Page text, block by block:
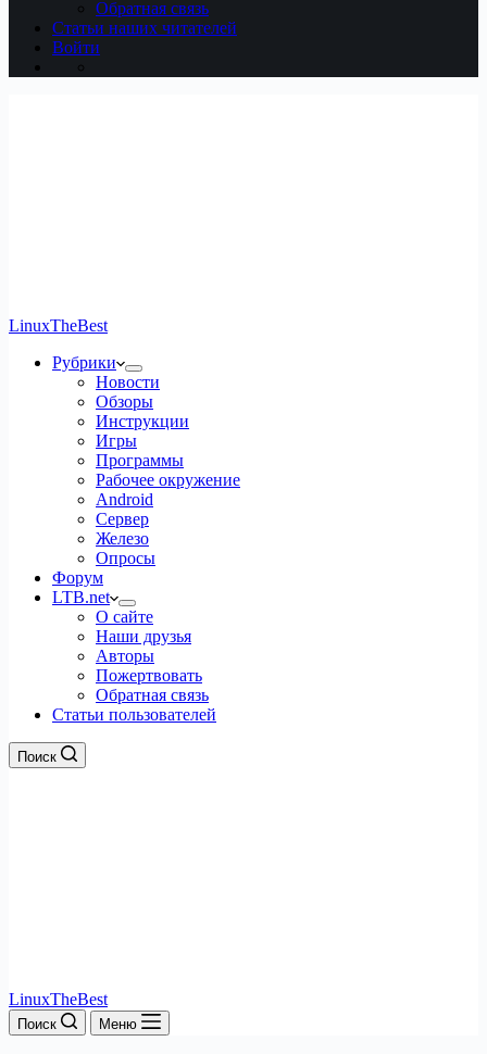
Обратная связь
Статьи наших читателей
Войти
LinuxTheBest
Рубрики
Новости
Обзоры
Инструкции
Игры
Программы
Рабочее окружение
Android
Сервер
Железо
Опросы
Форум
LTB.net
О сайте
Наши друзья
Авторы
Пожертвовать
Обратная связь
Статьи пользователей
Поиск
LinuxTheBest
Поиск Меню